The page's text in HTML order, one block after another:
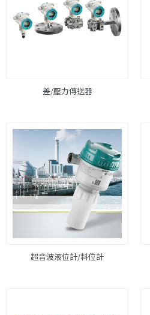
差/壓力傳送器
超音波液位計/料位計